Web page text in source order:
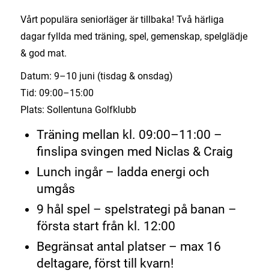
Vårt populära seniorläger är tillbaka! Två härliga
dagar fyllda med träning, spel, gemenskap, spelglädje
& god mat.
Datum: 9–10 juni (tisdag & onsdag)
Tid: 09:00–15:00
Plats: Sollentuna Golfklubb
Träning mellan kl. 09:00–11:00 –
finslipa svingen med Niclas & Craig
Lunch ingår – ladda energi och
umgås
9 hål spel – spelstrategi på banan –
första start från kl. 12:00
Begränsat antal platser – max 16
deltagare, först till kvarn!